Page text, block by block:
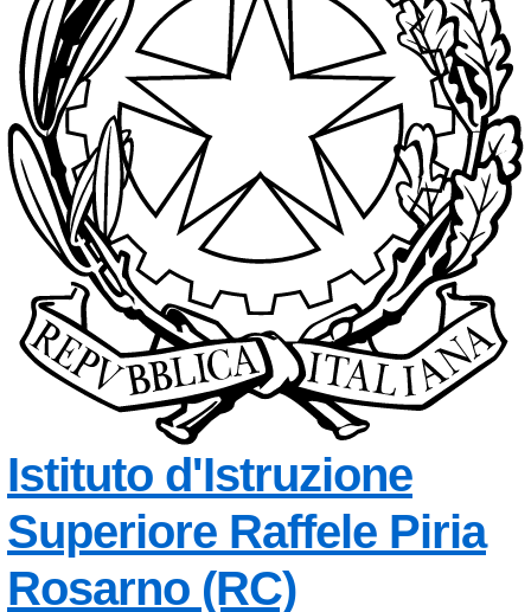
Istituto d'Istruzione
Superiore Raffele Piria
Rosarno (RC)— Visita la